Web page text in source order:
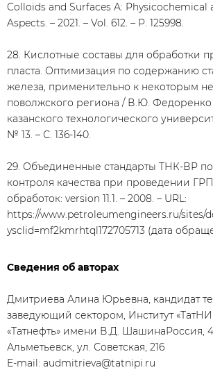
Colloids and Surfaces A: Physicochemical
Aspects. – 2021. – Vol. 612. – P. 125998.
28. Кислотные составы для обработки
пласта. Оптимизация по содержанию
железа, применительно к некоторым
поволжского региона / В.Ю. Федоренко
казанского технологического
№ 13. – С. 136-140.
29. Объединенные стандарты ТНК-ВР
контроля качества при проведении
обработок: version 11.1. – 2008. – URL:
https://www.petroleumengineers.ru/sites/
ysclid=mf2kmrhtql172705713 (дата
Сведения об авторах
Дмитриева Алина Юрьевна, кандидат
заведующий сектором, Институт
«Татнефть» имени В.Д. ШашинаРоссия,
Альметьевск, ул. Советская, 216
E-mail: audmitrieva@tatnipi.ru